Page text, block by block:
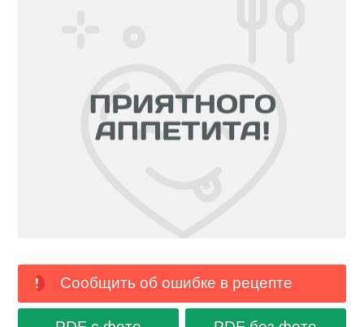
Сообщить об ошибке в рецепте